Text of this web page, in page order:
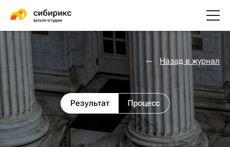
Назад в журнал
Результат Процесс